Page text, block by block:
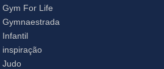
Gym For Life
Gymnaestrada
Infantil
inspiração
Judo